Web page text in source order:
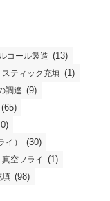
コール製造 (13)
スティック充填 (1)
調達 (9)
(65)
） (30)
真空フライ (1)
填 (98)